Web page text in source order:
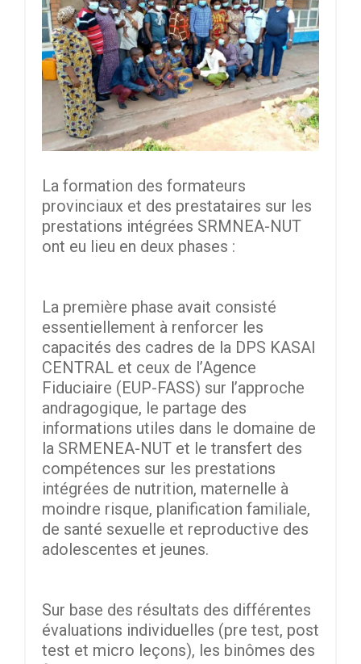
La formation des formateurs
provinciaux et des prestataires sur les
prestations intégrées SRMNEA-NUT
ont eu lieu en deux phases :
La première phase avait consisté
essentiellement à renforcer les
capacités des cadres de la DPS KASAI
CENTRAL et ceux de l’Agence
Fiduciaire (EUP-FASS) sur l’approche
andragogique, le partage des
informations utiles dans le domaine de
la SRMENEA-NUT et le transfert des
compétences sur les prestations
intégrées de nutrition, maternelle à
moindre risque, planification familiale,
de santé sexuelle et reproductive des
adolescentes et jeunes.
Sur base des résultats des différentes
évaluations individuelles (pre test, post
test et micro leçons), les binômes des